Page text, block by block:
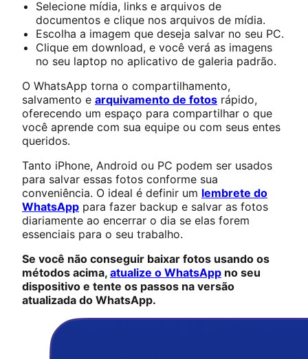
Selecione mídia, links e arquivos de
documentos e clique nos arquivos de mídia.
Escolha a imagem que deseja salvar no seu PC.
Clique em download, e você verá as imagens
no seu laptop no aplicativo de galeria padrão.
O WhatsApp torna o compartilhamento,
salvamento e arquivamento de fotos rápido,
oferecendo um espaço para compartilhar o que
você aprende com sua equipe ou com seus entes
queridos.
Tanto iPhone, Android ou PC podem ser usados
para salvar essas fotos conforme sua
conveniência. O ideal é definir um lembrete do
WhatsApp para fazer backup e salvar as fotos
diariamente ao encerrar o dia se elas forem
essenciais para o seu trabalho.
Se você não conseguir baixar fotos usando os
métodos acima, atualize o WhatsApp no seu
dispositivo e tente os passos na versão
atualizada do WhatsApp.